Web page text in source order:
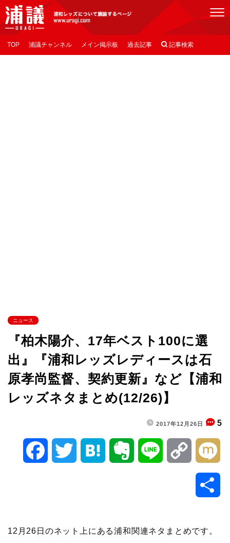
[浦議]浦和レッズについて議論するページ
TOP 浦議チャンネル メイン掲示板 過去記事  記事検索
ニュース
『柏木陽介、17年ベスト100に選
出』『浦和レッズレディースは石
原孝尚監督、契約更新』など【浦和
レッズネタまとめ(12/26)】
2017年12月26日 5
o
12月26日のネット上にある浦和関連ネタまとめです。